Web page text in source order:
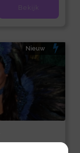
Bekijk
Nieuw